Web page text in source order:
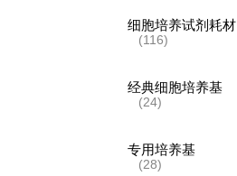
细胞培养试剂耗材
(116)
经典细胞培养基
(24)
专用培养基
(28)